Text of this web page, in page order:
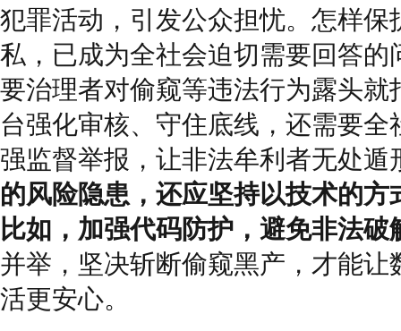
犯罪活动，引发公众担忧。怎样保
私，已成为全社会迫切需要回答的
要治理者对偷窥等违法行为露头就
台强化审核、守住底线，还需要全
强监督举报，让非法牟利者无处遁
的风险隐患，还应坚持以技术的方
比如，加强代码防护，避免非法破
并举，坚决斩断偷窥黑产，才能让
活更安心。